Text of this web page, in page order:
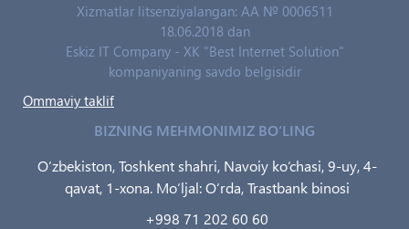
Xizmatlar litsenziyalangan: AA № 0006511
18.06.2018 dan
Eskiz IT Company - XK "Best Internet Solution"
kompaniyaning savdo belgisidir
Ommaviy taklif
BIZNING MEHMONIMIZ BO‘LING
O‘zbekiston, Toshkent shahri, Navoiy ko‘chasi, 9-uy, 4-
qavat, 1-xona. Mo‘ljal: O‘rda, Trastbank binosi
+998 71 202 60 60